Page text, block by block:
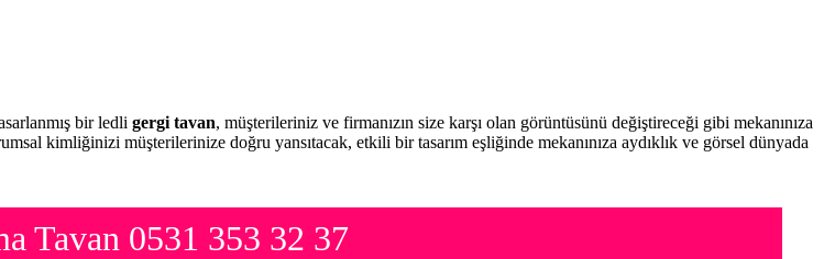
bir ledli gergi tavan, müşterileriniz ve firmanızın size karşı olan görüntüsünü değiştireceği gibi mekanınıza
kimliğinizi müşterilerinize doğru yansıtacak, etkili bir tasarım eşliğinde mekanınıza aydıklık ve görsel dünyada
Tavan 0531 353 32 37